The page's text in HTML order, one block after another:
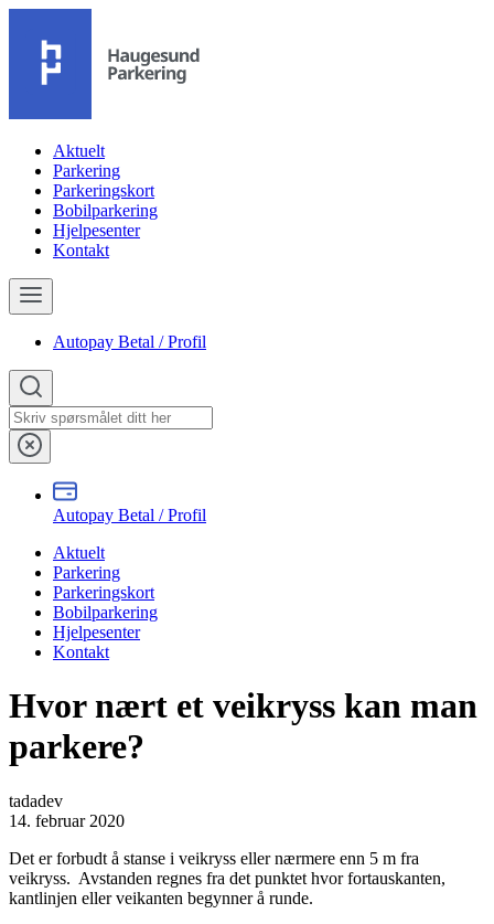
Aktuelt
Parkering
Parkeringskort
Bobilparkering
Hjelpesenter
Kontakt
Autopay Betal / Profil
Autopay Betal / Profil
Aktuelt
Parkering
Parkeringskort
Bobilparkering
Hjelpesenter
Kontakt
Hvor nært et veikryss kan man
parkere?
tadadev
14. februar 2020
Det er forbudt å stanse i veikryss eller nærmere enn 5 m fra
veikryss. Avstanden regnes fra det punktet hvor fortauskanten,
kantlinjen eller veikanten begynner å runde.